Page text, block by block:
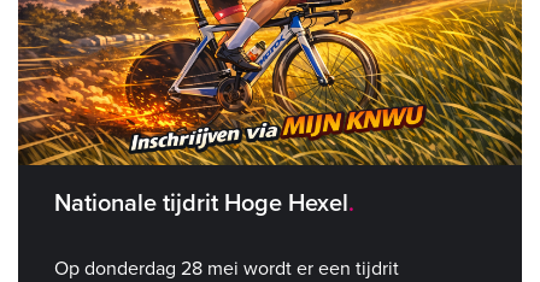
Nationale tijdrit Hoge Hexel
Op donderdag 28 mei wordt er een tijdrit